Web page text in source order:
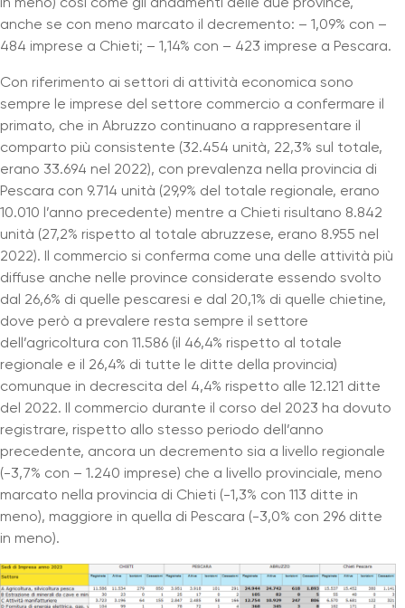
anche se con meno marcato il decremento: – 1,09% con –
484 imprese a Chieti; – 1,14% con – 423 imprese a Pescara.
Con riferimento ai settori di attività economica sono
sempre le imprese del settore commercio a confermare il
primato, che in Abruzzo continuano a rappresentare il
comparto più consistente (32.454 unità, 22,3% sul totale,
erano 33.694 nel 2022), con prevalenza nella provincia di
Pescara con 9.714 unità (29,9% del totale regionale, erano
10.010 l’anno precedente) mentre a Chieti risultano 8.842
unità (27,2% rispetto al totale abruzzese, erano 8.955 nel
2022). Il commercio si conferma come una delle attività più
diffuse anche nelle province considerate essendo svolto
dal 26,6% di quelle pescaresi e dal 20,1% di quelle chietine,
dove però a prevalere resta sempre il settore
dell’agricoltura con 11.586 (il 46,4% rispetto al totale
regionale e il 26,4% di tutte le ditte della provincia)
comunque in decrescita del 4,4% rispetto alle 12.121 ditte
del 2022. Il commercio durante il corso del 2023 ha dovuto
registrare, rispetto allo stesso periodo dell’anno
precedente, ancora un decremento sia a livello regionale
(-3,7% con – 1.240 imprese) che a livello provinciale, meno
marcato nella provincia di Chieti (-1,3% con 113 ditte in
meno), maggiore in quella di Pescara (-3,0% con 296 ditte
in meno).